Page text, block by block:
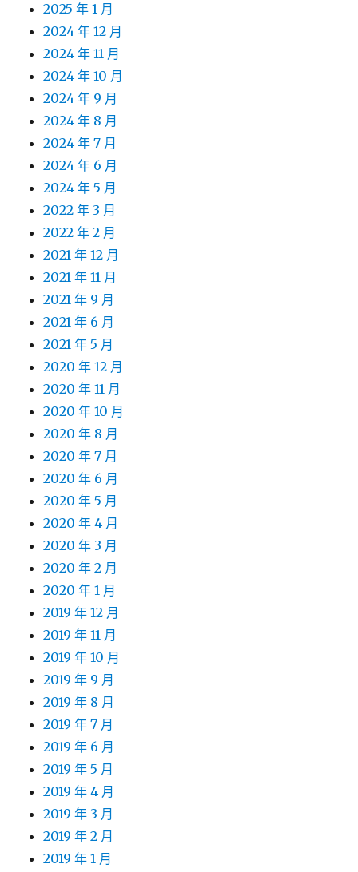
2025 年 1 月
2024 年 12 月
2024 年 11 月
2024 年 10 月
2024 年 9 月
2024 年 8 月
2024 年 7 月
2024 年 6 月
2024 年 5 月
2022 年 3 月
2022 年 2 月
2021 年 12 月
2021 年 11 月
2021 年 9 月
2021 年 6 月
2021 年 5 月
2020 年 12 月
2020 年 11 月
2020 年 10 月
2020 年 8 月
2020 年 7 月
2020 年 6 月
2020 年 5 月
2020 年 4 月
2020 年 3 月
2020 年 2 月
2020 年 1 月
2019 年 12 月
2019 年 11 月
2019 年 10 月
2019 年 9 月
2019 年 8 月
2019 年 7 月
2019 年 6 月
2019 年 5 月
2019 年 4 月
2019 年 3 月
2019 年 2 月
2019 年 1 月